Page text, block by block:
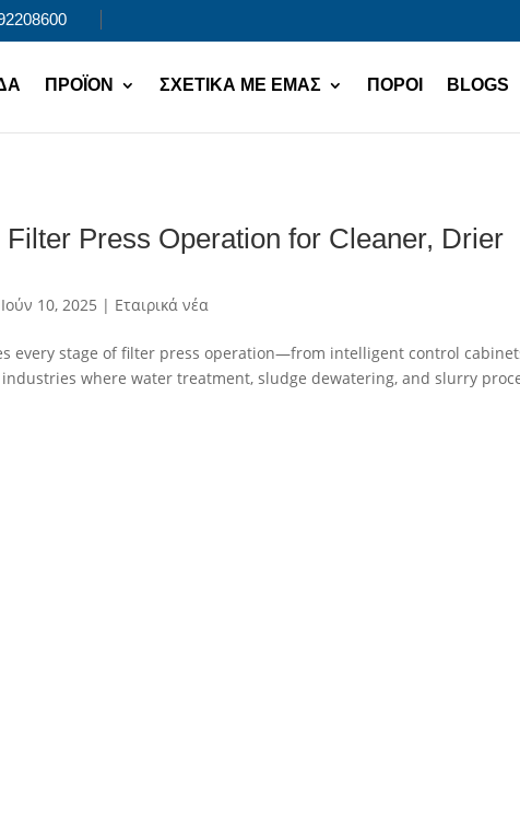
ΠΡΟΪΌΝ ΣΧΕΤΙΚΆ ΜΕ ΕΜΆΣ ΠΌΡΟΙ BLOGS
Filter Press Operation for Cleaner, Drier
Ιούν 10, 2025 | Εταιρικά νέα
every stage of filter press operation—from intelligent control
where water treatment, sludge dewatering, and slurry